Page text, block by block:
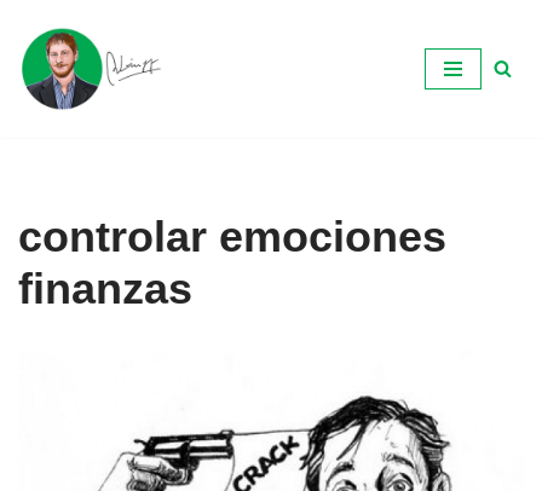
Ir
al
controlar emociones
finanzas